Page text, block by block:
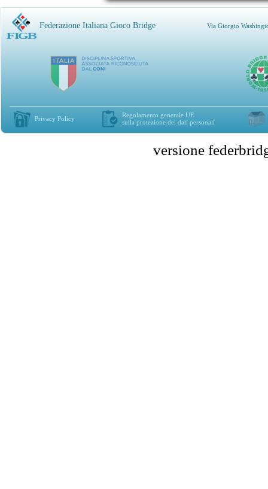
Federazione Italiana Gioco Bridge Via Giorgio
Privacy Policy
Regolamento generale UE
sulla protezione dei dati personali
versione